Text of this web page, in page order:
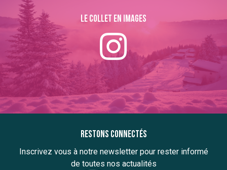
Le collet en images
Restons connectés
Inscrivez vous à notre newsletter pour rester informé
de toutes nos actualités